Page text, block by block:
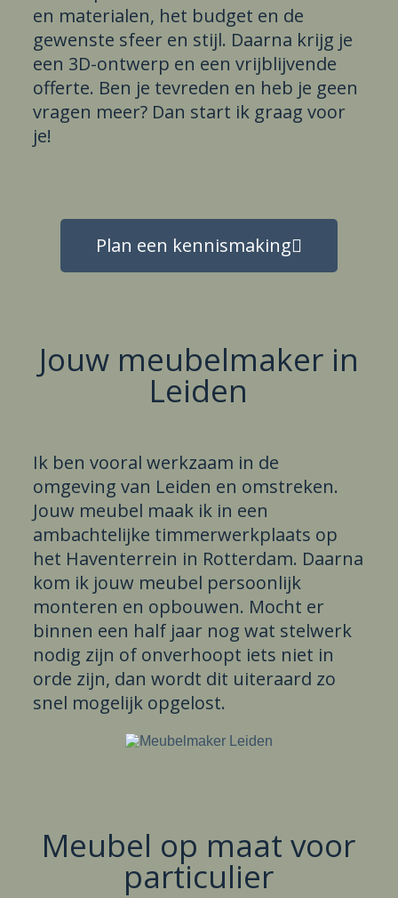
en materialen, het budget en de
gewenste sfeer en stijl. Daarna krijg je
een 3D-ontwerp en een vrijblijvende
offerte. Ben je tevreden en heb je geen
vragen meer? Dan start ik graag voor
je!
Plan een kennismaking
Jouw meubelmaker in
Leiden
Ik ben vooral werkzaam in de
omgeving van Leiden en omstreken.
Jouw meubel maak ik in een
ambachtelijke timmerwerkplaats op
het Haventerrein in Rotterdam. Daarna
kom ik jouw meubel persoonlijk
monteren en opbouwen. Mocht er
binnen een half jaar nog wat stelwerk
nodig zijn of onverhoopt iets niet in
orde zijn, dan wordt dit uiteraard zo
snel mogelijk opgelost.
Meubel op maat voor
particulier